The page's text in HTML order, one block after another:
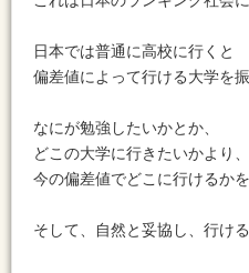
日本では普通に高校に行くと
偏差値によって行ける大学を
なにが勉強したいかとか、
どこの大学に行きたいかより、
今の偏差値でどこに行けるか
そして、自然と妥協し、行ける